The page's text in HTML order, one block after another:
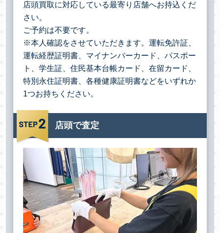
店頭買取に対応している最寄り店舗へお持込くだ
さい。
ご予約は不要です。
※本人確認をさせていただきます。運転免許証、
運転経歴証明書、マイナンバーカード、パスポー
ト、学生証、住民基本台帳カード、在留カード、
特別永住証明書、各種健康証明書などをいずれか
1つお持ちください。
店頭で査定